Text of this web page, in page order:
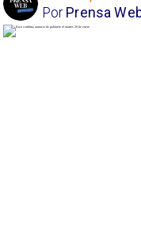
Prensa
Por